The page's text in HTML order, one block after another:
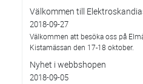
Välkommen till
2018-09-27
Välkommen att besöka oss på
Kistamässan den 17-18 oktober.
Nyhet i webbshopen
2018-09-05